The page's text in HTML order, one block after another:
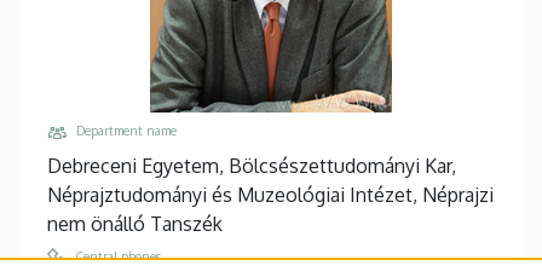
Department name
Debreceni Egyetem, Bölcsészettudományi Kar,
Néprajztudományi és Muzeológiai Intézet, Néprajzi
nem önálló Tanszék
Central phones